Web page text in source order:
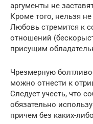
аргументы не
Кроме того, нельзя
Любовь стремится к
отношений
присущим
Чрезмерную
можно отнести к
Следует учесть, что
обязательно
причем без каких-